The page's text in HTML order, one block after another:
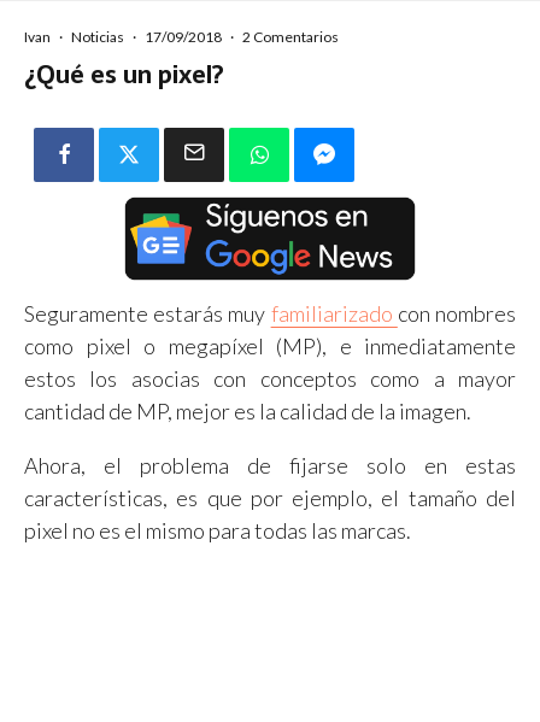
Ivan · Noticias · 17/09/2018 · 2 Comentarios
¿Qué es un pixel?
Seguramente estarás muy familiarizado con nombres
como pixel o megapíxel (MP), e inmediatamente
estos los asocias con conceptos como a mayor
cantidad de MP, mejor es la calidad de la imagen.
Ahora, el problema de fijarse solo en estas
características, es que por ejemplo, el tamaño del
pixel no es el mismo para todas las marcas.